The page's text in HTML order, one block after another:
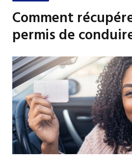
Comment
permis de